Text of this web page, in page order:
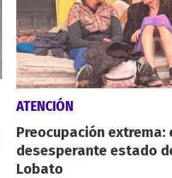
ATENCIÓN
Preocupación extrema:
desesperante estado
Lobato